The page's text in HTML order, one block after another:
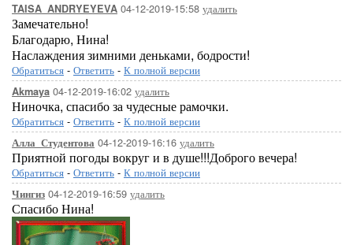
TAISA_ANDRYEYEVA 04-12-2019-15:58 удалить
Замечательно!
Благодарю, Нина!
Наслаждения зимними деньками, бодрости!
Обратиться - Ответить - К полной версии
Akmaya 04-12-2019-16:02 удалить
Ниночка, спасибо за чудесные рамочки.
Обратиться - Ответить - К полной версии
Алла_Студентова 04-12-2019-16:16 удалить
Приятной погоды вокруг и в душе!!!Доброго вечера!
Обратиться - Ответить - К полной версии
Чингиз 04-12-2019-16:59 удалить
Спасибо Нина!